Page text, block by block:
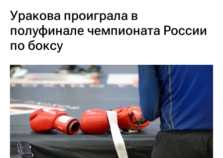
Уракова проиграла в
полуфинале чемпионата России
по боксу